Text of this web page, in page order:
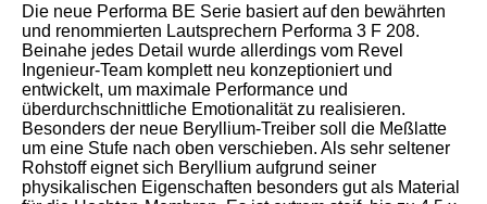
Die neue Performa BE Serie basiert auf den bewährten
und renommierten Lautsprechern Performa 3 F 208.
Beinahe jedes Detail wurde allerdings vom Revel
Ingenieur-Team komplett neu konzeptioniert und
entwickelt, um maximale Performance und
überdurchschnittliche Emotionalität zu realisieren.
Besonders der neue Beryllium-Treiber soll die Meßlatte
um eine Stufe nach oben verschieben. Als sehr seltener
Rohstoff eignet sich Beryllium aufgrund seiner
physikalischen Eigenschaften besonders gut als Material